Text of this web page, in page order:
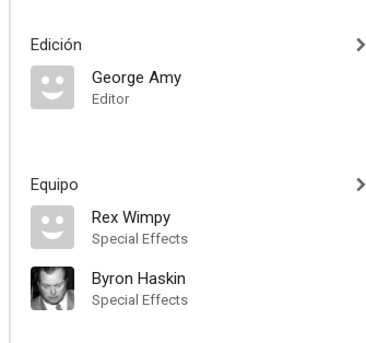
Edición
George Amy
Editor
Equipo
Rex Wimpy
Special Effects
Byron Haskin
Special Effects